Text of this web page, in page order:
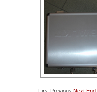
First Previous Next End